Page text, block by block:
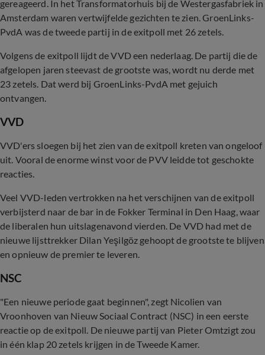
gereageerd. In het Transformatorhuis bij de Westergasfabriek in
Amsterdam waren vertwijfelde gezichten te zien. GroenLinks-
PvdA was de tweede partij in de exitpoll met 26 zetels.
Volgens de exitpoll lijdt de VVD een nederlaag. De partij die de
afgelopen jaren steevast de grootste was, wordt nu derde met
23 zetels. Dat werd bij GroenLinks-PvdA met gejuich
ontvangen.
VVD
VVD'ers sloegen bij het zien van de exitpoll kreten van ongeloof
uit. Vooral de enorme winst voor de PVV leidde tot geschokte
reacties.
Veel VVD-leden vertrokken na het verschijnen van de exitpoll
verbijsterd naar de bar in de Fokker Terminal in Den Haag, waar
de liberalen hun uitslagenavond vierden. De VVD had met de
nieuwe lijsttrekker Dilan Yeşilgöz gehoopt de grootste te blijven
en opnieuw de premier te leveren.
NSC
"Een nieuwe periode gaat beginnen", zegt Nicolien van
Vroonhoven van Nieuw Sociaal Contract (NSC) in een eerste
reactie op de exitpoll. De nieuwe partij van Pieter Omtzigt zou
in één klap 20 zetels krijgen in de Tweede Kamer.